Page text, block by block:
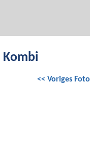
Kombi
<< Voriges Foto